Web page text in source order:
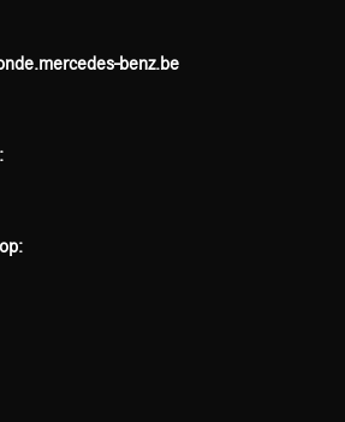
benz.be